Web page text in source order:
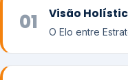
01 Visão
O Elo entre